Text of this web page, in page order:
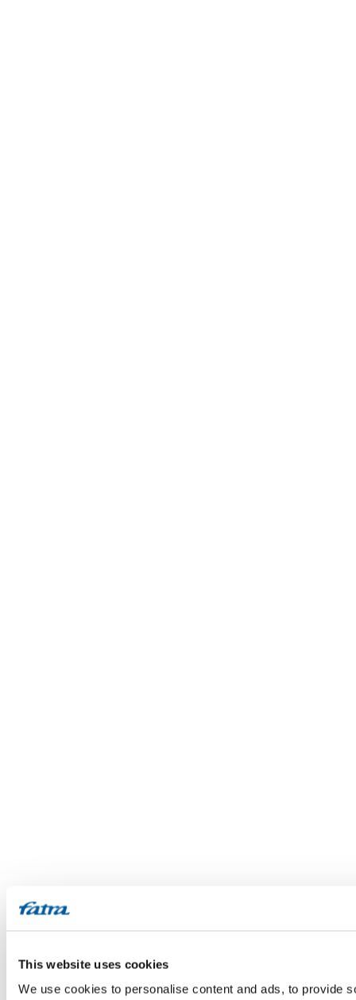
This website uses cookies
We use cookies to personalise content and ads, to provide